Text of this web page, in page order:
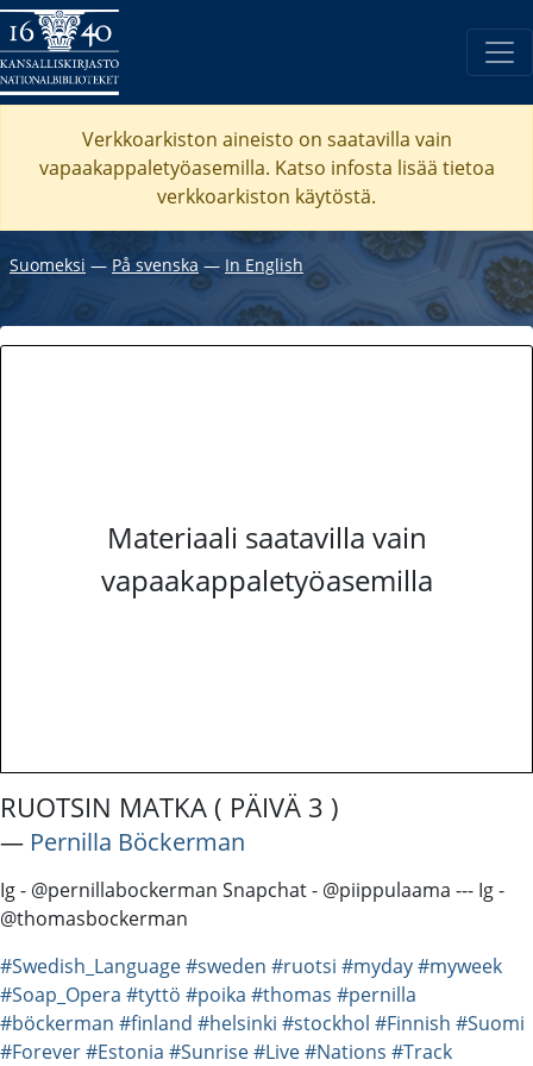
Verkkoarkiston aineisto on saatavilla vain
vapaakappaletyöasemilla. Katso infosta lisää tietoa
verkkoarkiston käytöstä.
Suomeksi ― På svenska ― In English
Materiaali saatavilla vain
vapaakappaletyöasemilla
RUOTSIN MATKA ( PÄIVÄ 3 )
― Pernilla Böckerman
Ig - @pernillabockerman Snapchat - @piippulaama --- Ig -
@thomasbockerman
#Swedish_Language#sweden #ruotsi #myday#myweek
#Soap_Opera #tyttö #poika #thomas #pernilla
#böckerman #finland #helsinki #stockhol #Finnish #Suomi
#Forever#Estonia #Sunrise#Live#Nations #Track